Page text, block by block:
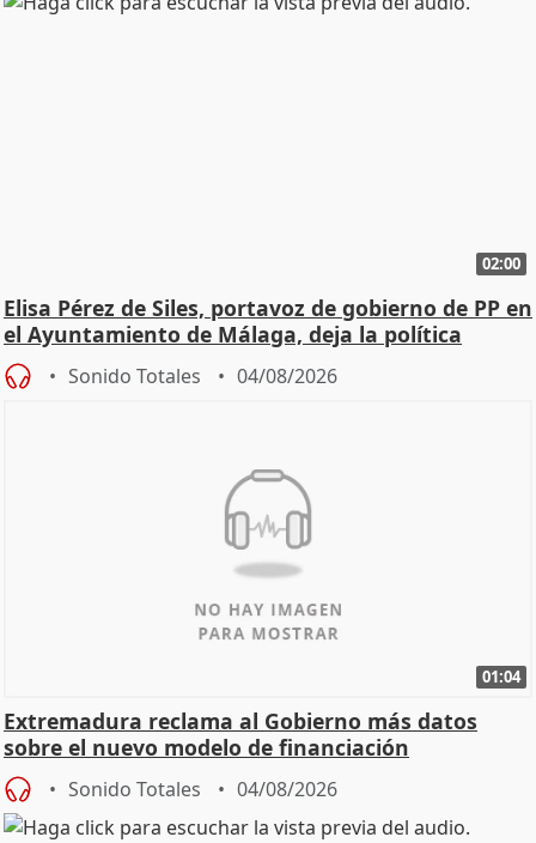
02:00
Elisa Pérez de Siles, portavoz de gobierno de PP en
el Ayuntamiento de Málaga, deja la política
Sonido Totales 04/08/2026
01:04
Extremadura reclama al Gobierno más datos
sobre el nuevo modelo de financiación
Sonido Totales 04/08/2026